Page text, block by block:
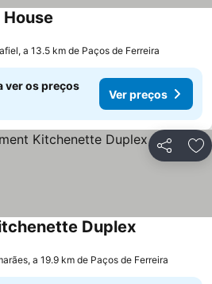
a 13.5 km de Paços de Ferreira
ver os preços
Ver preços
Partilhar
Duplex
a 19.9 km de Paços de Ferreira